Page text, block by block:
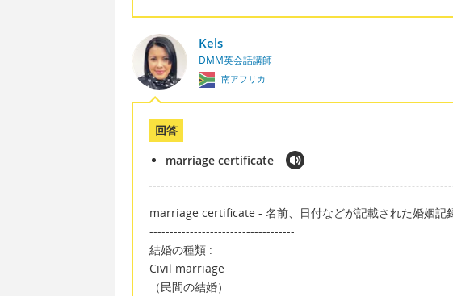
Kels
DMM英会話講師
南アフリカ
回答
marriage certificate
marriage certificate - 名前、日付などが記載された婚姻記
------------------------------------
結婚の種類 :
Civil marriage
（民間の結婚）